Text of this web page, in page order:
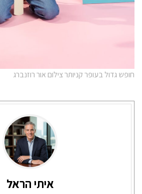
חופש גדול בעופר קניותר צילום אור רוזנברג
איתי הראל